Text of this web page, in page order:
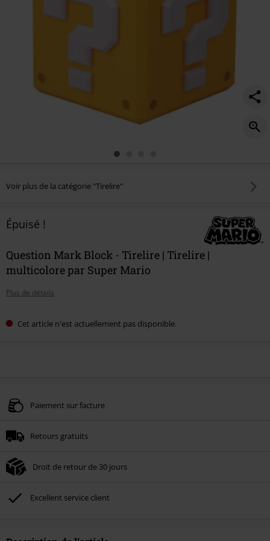
Voir plus de la catégorie "Tirelire"
Épuisé !
Question Mark Block - Tirelire | Tirelire |
multicolore par Super Mario
Plus de détails
Cet article n'est actuellement pas disponible.
Paiement sur facture
Retours gratuits
Droit de retour de 30 jours
Excellent service client